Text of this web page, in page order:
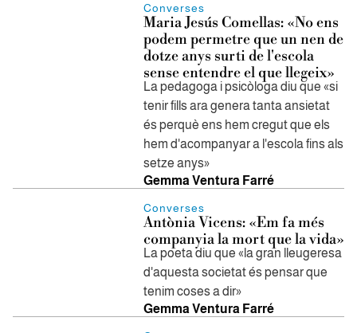
Converses
Maria Jesús Comellas: «No ens
podem permetre que un nen de
dotze anys surti de l'escola
sense entendre el que llegeix»
La pedagoga i psicòloga diu que «si
tenir fills ara genera tanta ansietat
és perquè ens hem cregut que els
hem d'acompanyar a l'escola fins als
setze anys»
Gemma Ventura Farré
Converses
Antònia Vicens: «Em fa més
companyia la mort que la vida»
La poeta diu que «la gran lleugeresa
d'aquesta societat és pensar que
tenim coses a dir»
Gemma Ventura Farré